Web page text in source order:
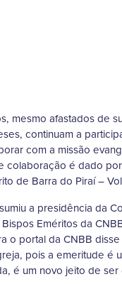
mesmo afastados de
continuam a
com a missão
colaboração é dado
de Barra do Piraí –
a presidência da
Eméritos da
o portal da CNBB
pois a emeritude é
é um novo jeito de ser